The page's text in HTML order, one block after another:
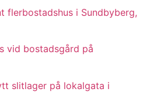
flerbostadshus i Sundbyberg,
vid bostadsgård på
slitlager på lokalgata i